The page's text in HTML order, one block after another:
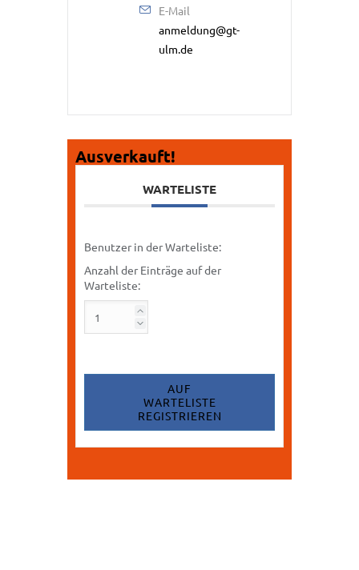
E-Mail
anmeldung@gt-
ulm.de
Ausverkauft!
WARTELISTE
Benutzer in der Warteliste:
Anzahl der Einträge auf der
Warteliste:
AUF
WARTELISTE
REGISTRIEREN